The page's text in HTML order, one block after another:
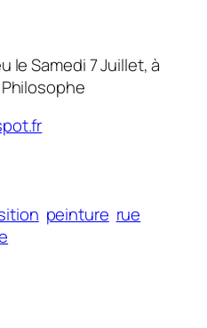
le Samedi 7 Juillet, à
peinture rue